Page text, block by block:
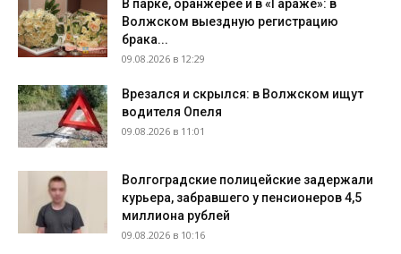
В парке, оранжерее и в «Гараже»: в
Волжском выездную регистрацию
брака...
09.08.2026 в 12:29
Врезался и скрылся: в Волжском ищут
водителя Опеля
09.08.2026 в 11:01
Волгоградские полицейские задержали
курьера, забравшего у пенсионеров 4,5
миллиона рублей
09.08.2026 в 10:16